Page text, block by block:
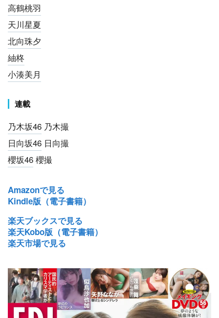
高鶴桃羽
天川星夏
北向珠夕
紬柊
小湊美月
連載
乃木坂46 乃木撮
日向坂46 日向撮
櫻坂46 櫻撮
Amazonで見る
Kindle版（電子書籍）
楽天ブックスで見る
楽天Kobo版（電子書籍）
楽天市場で見る